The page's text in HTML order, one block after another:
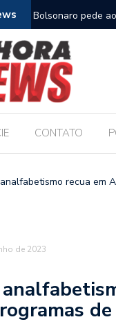
Bolsonaro pede
CONTATO
recua em
de 2023